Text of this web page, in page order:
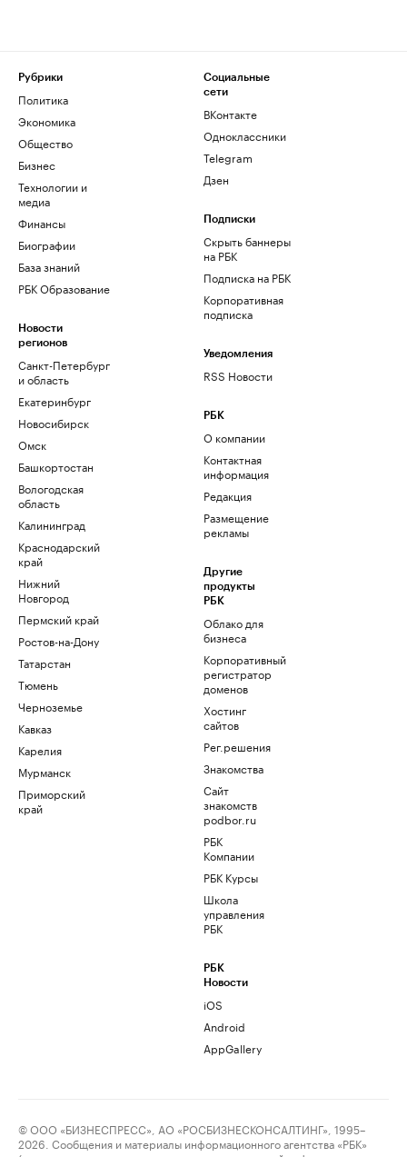
Рубрики
Политика
Экономика
Общество
Бизнес
Технологии и
медиа
Финансы
Биографии
База знаний
РБК Образование
Новости
регионов
Санкт-Петербург
и область
Екатеринбург
Новосибирск
Омск
Башкортостан
Вологодская
область
Калининград
Краснодарский
край
Нижний
Новгород
Пермский край
Ростов-на-Дону
Татарстан
Тюмень
Черноземье
Кавказ
Карелия
Мурманск
Приморский
край
Социальные
сети
ВКонтакте
Одноклассники
Telegram
Дзен
Подписки
Скрыть баннеры
на РБК
Подписка на РБК
Корпоративная
подписка
Уведомления
RSS Новости
РБК
О компании
Контактная
информация
Редакция
Размещение
рекламы
Другие
продукты
РБК
Облако для
бизнеса
Корпоративный
регистратор
доменов
Хостинг
сайтов
Рег.решения
Знакомства
Сайт
знакомств
podbor.ru
РБК
Компании
РБК Курсы
Школа
управления
РБК
РБК
Новости
iOS
Android
AppGallery
© ООО «БИЗНЕСПРЕСС», АО «РОСБИЗНЕСКОНСАЛТИНГ», 1995–
2026. Сообщения и материалы информационного агентства «РБК»